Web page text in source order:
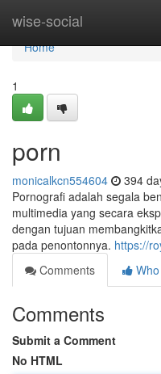
wise-social
Home
Home
1
porn
monicalkcn554604 394
Pornografi adalah segala
multimedia yang secara
dengan tujuan
pada penontonnya. https://
Comments
Comments
Submit a Comment
No HTML